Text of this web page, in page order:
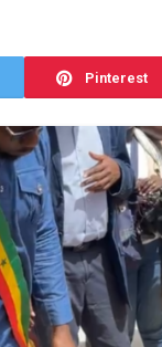
Pinterest